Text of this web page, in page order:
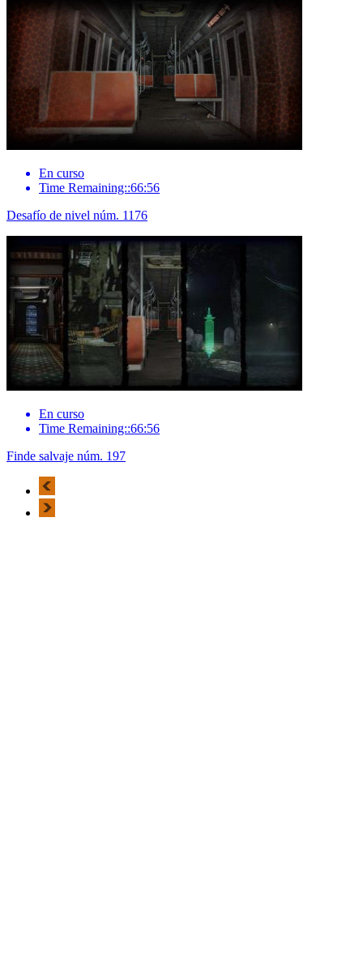
En curso
Time Remaining::66:56
Desafío de nivel núm. 1176
En curso
Time Remaining::66:56
Finde salvaje núm. 197